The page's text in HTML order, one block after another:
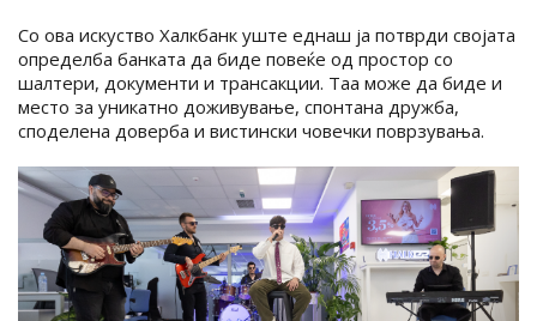
Со ова искуство Халкбанк уште еднаш ја потврди својата
определба банката да биде повеќе од простор со
шалтери, документи и трансакции. Таа може да биде и
место за уникатно доживување, спонтана дружба,
споделена доверба и вистински човечки поврзувања.